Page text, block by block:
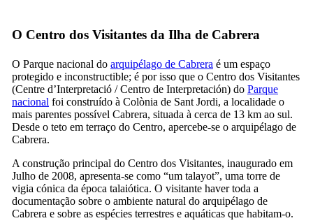
O Centro dos Visitantes da Ilha de Cabrera
O Parque nacional do arquipélago de Cabrera é um espaço
protegido e inconstructible; é por isso que o Centro dos Visitantes
(Centre d’Interpretació /Centro de Interpretación) do Parque
nacional foi construído à Colònia de Sant Jordi, a localidade o
mais parentes possível Cabrera, situada à cerca de 13 km ao sul.
Desde o teto em terraço do Centro, apercebe-se o arquipélago de
Cabrera.
A construção principal do Centro dos Visitantes, inaugurado em
Julho de 2008, apresenta-se como “um talayot”, uma torre de
vigia cónica da época talaiótica. O visitante haver toda a
documentação sobre o ambiente natural do arquipélago de
Cabrera e sobre as espécies terrestres e aquáticas que habitam-o.